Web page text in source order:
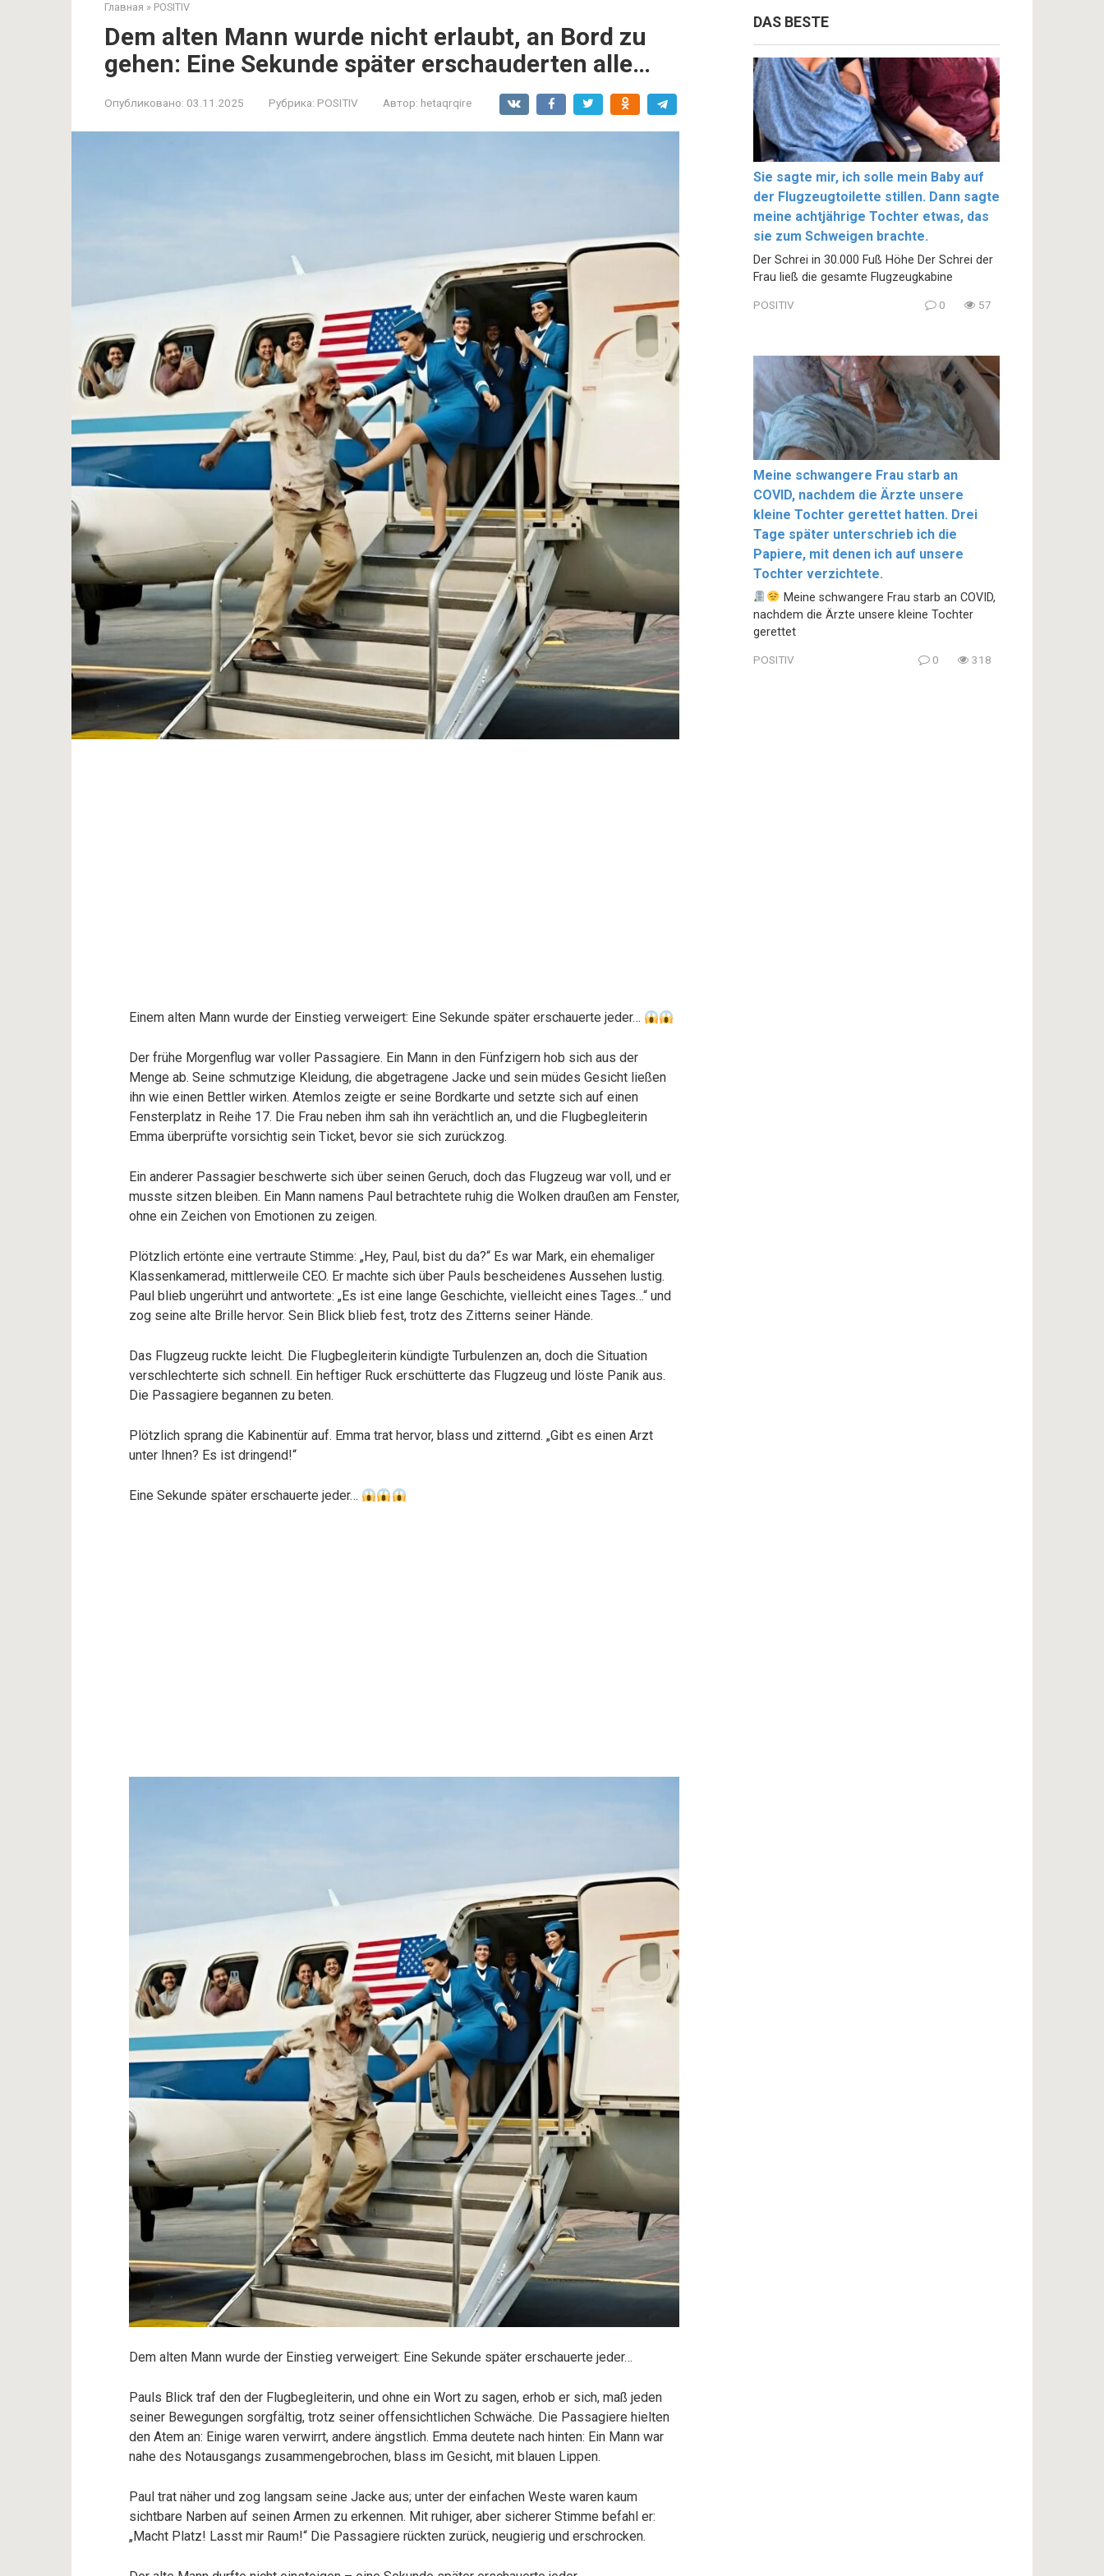
Главная » POSITIV
Dem alten Mann wurde nicht erlaubt, an Bord zu
gehen: Eine Sekunde später erschauderten alle…
Опубликовано: 03.11.2025 Рубрика: POSITIV Автор: hetaqrqire
Einem alten Mann wurde der Einstieg verweigert: Eine Sekunde später erschauerte jeder…
Der frühe Morgenflug war voller Passagiere. Ein Mann in den Fünfzigern hob sich aus der
Menge ab. Seine schmutzige Kleidung, die abgetragene Jacke und sein müdes Gesicht ließen
ihn wie einen Bettler wirken. Atemlos zeigte er seine Bordkarte und setzte sich auf einen
Fensterplatz in Reihe 17. Die Frau neben ihm sah ihn verächtlich an, und die Flugbegleiterin
Emma überprüfte vorsichtig sein Ticket, bevor sie sich zurückzog.
Ein anderer Passagier beschwerte sich über seinen Geruch, doch das Flugzeug war voll, und er
musste sitzen bleiben. Ein Mann namens Paul betrachtete ruhig die Wolken draußen am Fenster,
ohne ein Zeichen von Emotionen zu zeigen.
Plötzlich ertönte eine vertraute Stimme: „Hey, Paul, bist du da?“ Es war Mark, ein ehemaliger
Klassenkamerad, mittlerweile CEO. Er machte sich über Pauls bescheidenes Aussehen lustig.
Paul blieb ungerührt und antwortete: „Es ist eine lange Geschichte, vielleicht eines Tages…“ und
zog seine alte Brille hervor. Sein Blick blieb fest, trotz des Zitterns seiner Hände.
Das Flugzeug ruckte leicht. Die Flugbegleiterin kündigte Turbulenzen an, doch die Situation
verschlechterte sich schnell. Ein heftiger Ruck erschütterte das Flugzeug und löste Panik aus.
Die Passagiere begannen zu beten.
Plötzlich sprang die Kabinentür auf. Emma trat hervor, blass und zitternd. „Gibt es einen Arzt
unter Ihnen? Es ist dringend!“
Eine Sekunde später erschauerte jeder…
Dem alten Mann wurde der Einstieg verweigert: Eine Sekunde später erschauerte jeder…
Pauls Blick traf den der Flugbegleiterin, und ohne ein Wort zu sagen, erhob er sich, maß jeden
seiner Bewegungen sorgfältig, trotz seiner offensichtlichen Schwäche. Die Passagiere hielten
den Atem an: Einige waren verwirrt, andere ängstlich. Emma deutete nach hinten: Ein Mann war
nahe des Notausgangs zusammengebrochen, blass im Gesicht, mit blauen Lippen.
Paul trat näher und zog langsam seine Jacke aus; unter der einfachen Weste waren kaum
sichtbare Narben auf seinen Armen zu erkennen. Mit ruhiger, aber sicherer Stimme befahl er:
„Macht Platz! Lasst mir Raum!“ Die Passagiere rückten zurück, neugierig und erschrocken.
DAS BESTE
Sie sagte mir, ich solle mein Baby auf
der Flugzeugtoilette stillen. Dann sagte
meine achtjährige Tochter etwas, das
sie zum Schweigen brachte.
Der Schrei in 30.000 Fuß Höhe Der Schrei der
Frau ließ die gesamte Flugzeugkabine
POSITIV 0 57
Meine schwangere Frau starb an
COVID, nachdem die Ärzte unsere
kleine Tochter gerettet hatten. Drei
Tage später unterschrieb ich die
Papiere, mit denen ich auf unsere
Tochter verzichtete.
Meine schwangere Frau starb an COVID,
nachdem die Ärzte unsere kleine Tochter
gerettet
POSITIV 0 318